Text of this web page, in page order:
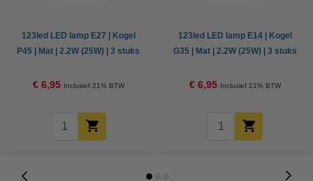
123led LED lamp E27 | Kogel
P45 | Mat | 2.2W (25W) | 3 stuks
€ 6,95 Inclusief 21% BTW
123led LED lamp E14 | Kogel
G35 | Mat | 2.2W (25W) | 3 stuks
€ 6,95 Inclusief 21% BTW